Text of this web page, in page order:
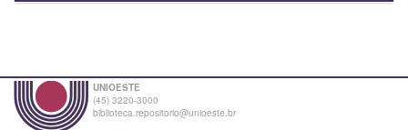
UNIOESTE
(45) 3220-3000
biblioteca.repositorio@unioeste.br